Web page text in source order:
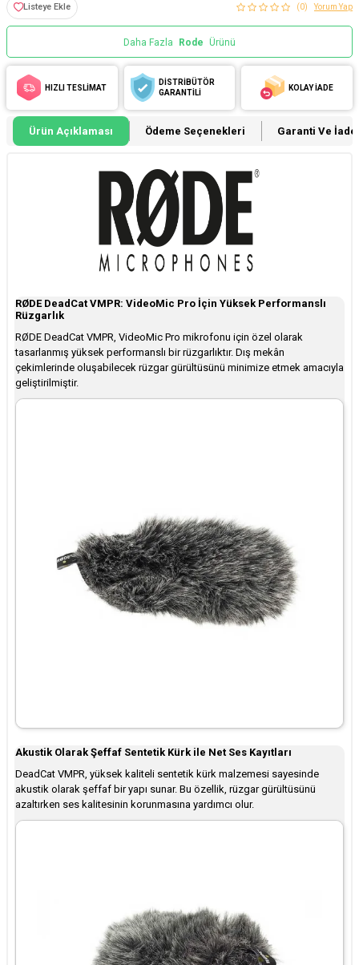
Listeye Ekle (0) Yorum Yap
Daha Fazla Rode Ürünü
HIZLI TESLİMAT
DİSTRİBÜTÖR
GARANTİLİ
KOLAY İADE
Ürün Açıklaması Ödeme Seçenekleri Garanti Ve İade
RØDE DeadCat VMPR: VideoMic Pro İçin Yüksek Performanslı
Rüzgarlık
RØDE DeadCat VMPR, VideoMic Pro mikrofonu için özel olarak
tasarlanmış yüksek performanslı bir rüzgarlıktır. Dış mekân
çekimlerinde oluşabilecek rüzgar gürültüsünü minimize etmek amacıyla
geliştirilmiştir. ​
Akustik Olarak Şeffaf Sentetik Kürk ile Net Ses Kayıtları
DeadCat VMPR, yüksek kaliteli sentetik kürk malzemesi sayesinde
akustik olarak şeffaf bir yapı sunar. Bu özellik, rüzgar gürültüsünü
azaltırken ses kalitesinin korunmasına yardımcı olur. ​